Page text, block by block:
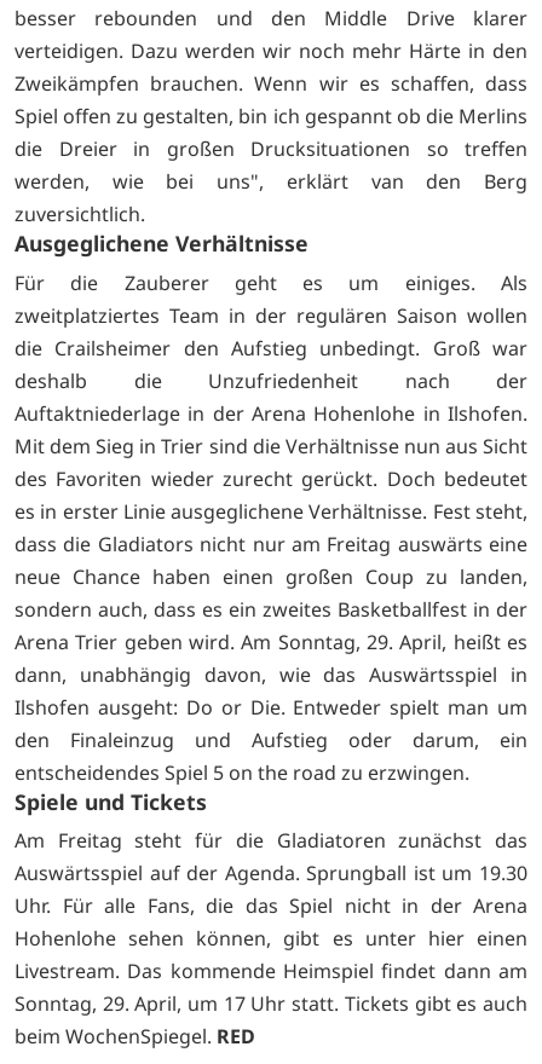
besser rebounden und den Middle Drive klarer
verteidigen. Dazu werden wir noch mehr Härte in den
Zweikämpfen brauchen. Wenn wir es schaffen, dass
Spiel offen zu gestalten, bin ich gespannt ob die Merlins
die Dreier in großen Drucksituationen so treffen
werden, wie bei uns", erklärt van den Berg
zuversichtlich.
Ausgeglichene Verhältnisse
Für die Zauberer geht es um einiges. Als
zweitplatziertes Team in der regulären Saison wollen
die Crailsheimer den Aufstieg unbedingt. Groß war
deshalb die Unzufriedenheit nach der
Auftaktniederlage in der Arena Hohenlohe in Ilshofen.
Mit dem Sieg in Trier sind die Verhältnisse nun aus Sicht
des Favoriten wieder zurecht gerückt. Doch bedeutet
es in erster Linie ausgeglichene Verhältnisse. Fest steht,
dass die Gladiators nicht nur am Freitag auswärts eine
neue Chance haben einen großen Coup zu landen,
sondern auch, dass es ein zweites Basketballfest in der
Arena Trier geben wird. Am Sonntag, 29. April, heißt es
dann, unabhängig davon, wie das Auswärtsspiel in
Ilshofen ausgeht: Do or Die. Entweder spielt man um
den Finaleinzug und Aufstieg oder darum, ein
entscheidendes Spiel 5 on the road zu erzwingen.
Spiele und Tickets
Am Freitag steht für die Gladiatoren zunächst das
Auswärtsspiel auf der Agenda. Sprungball ist um 19.30
Uhr. Für alle Fans, die das Spiel nicht in der Arena
Hohenlohe sehen können, gibt es unter hier einen
Livestream. Das kommende Heimspiel findet dann am
Sonntag, 29. April, um 17 Uhr statt. Tickets gibt es auch
beim WochenSpiegel. RED